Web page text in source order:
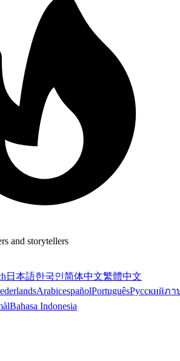
and storytellers
日本語한국인简体中文繁體中文
ArabicespañolPortuguêsРусскийภา
Bahasa Indonesia